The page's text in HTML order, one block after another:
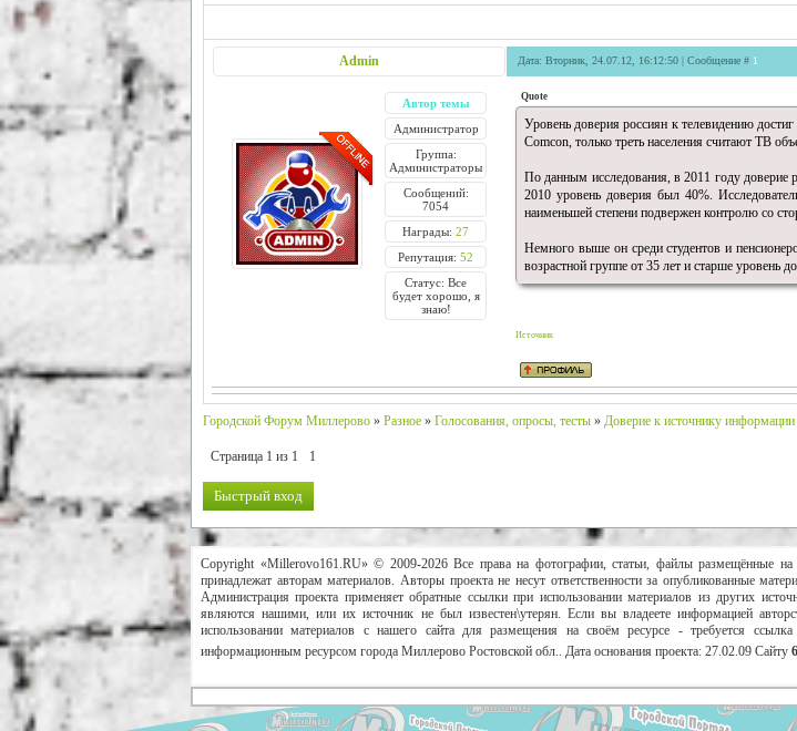
Admin Дата: Вторник, 24.07.12, 16:12:50 | Сообщение # 1
Автор темы
Администратор
Группа:
Администраторы
Сообщений:
7054
Награды: 27
Репутация: 52
Статус: Все
будет хорошо, я
знаю!
Quote
Уровень доверия россиян к телевидению
Comcon, только треть населения считают ТВ
По данным исследования, в 2011 году доверие
2010 уровень доверия был 40%.
наименьшей степени подвержен контролю со
Немного выше он среди студентов и
возрастной группе от 35 лет и старше уровень
Источник
Городской Форум Миллерово » Разное » Голосования, опросы, тесты » Доверие к источнику информации
Страница 1 из 1 1
Copyright «Millerovo161.RU» © 2009-2026 Все права на фотографии, статьи, файлы размещённые
принадлежат авторам материалов. Авторы проекта не несут ответственности за опубликованные
Администрация проекта применяет обратные ссылки при использовании материалов из других
являются нашими, или их источник не был известен\утерян. Если вы владеете информацией
использовании материалов с нашего сайта для размещения на своём ресурсе - требуется
информационным ресурсом города Миллерово Ростовской обл.. Дата основания проекта: 27.02.09 Сайту